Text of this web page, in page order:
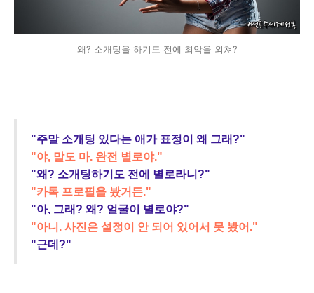
왜? 소개팅을 하기도 전에 최악을 외쳐?
"주말 소개팅 있다는 애가 표정이 왜 그래?"
"야, 말도 마. 완전 별로야."
"왜? 소개팅하기도 전에 별로라니?"
"카톡 프로필을 봤거든."
"아, 그래? 왜? 얼굴이 별로야?"
"아니. 사진은 설정이 안 되어 있어서 못 봤어."
"근데?"